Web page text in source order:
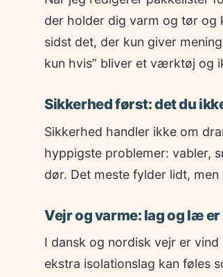
der holder dig varm og tør og
sidst det, der kun giver
kun hvis” bliver et værktøj og
Sikkerhed først: det du
Sikkerhed handler ikke om
hyppigste problemer: vabler,
dør. Det meste fylder lidt,
Vejr og varme: lag og læ
I dansk og nordisk vejr er
ekstra isolationslag kan føles